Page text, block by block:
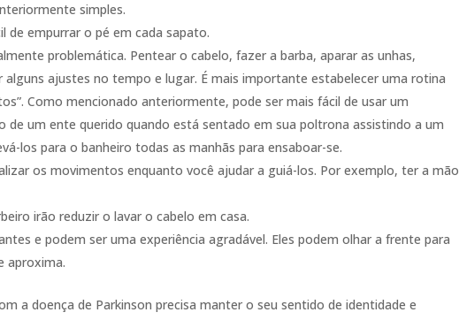
simples.
de empurrar o pé em cada sapato.
problemática. Pentear o cabelo, fazer a barba, aparar as unhas,
ajustes no tempo e lugar. É mais importante estabelecer uma rotina
Como mencionado anteriormente, pode ser mais fácil de usar um
de um ente querido quando está sentado em sua poltrona assistindo a um
los para o banheiro todas as manhãs para ensaboar-se.
os movimentos enquanto você ajudar a guiá-los. Por exemplo, ter a mão
irão reduzir o lavar o cabelo em casa.
e podem ser uma experiência agradável. Eles podem olhar a frente para
aproxima.
a doença de Parkinson precisa manter o seu sentido de identidade e